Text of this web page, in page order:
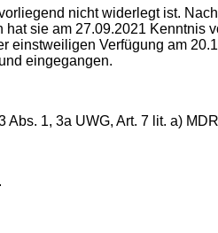
nicht widerlegt ist.
sie am 27.09.2021 Kenntnis
einstweiligen Verfügung am
eingegangen.
1, 3a UWG, Art. 7 lit. a)